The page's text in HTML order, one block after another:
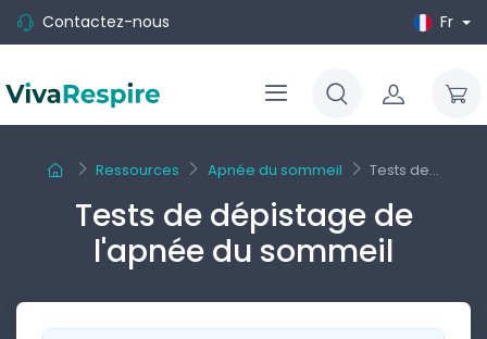
Contactez-nous Fr
Ressources Apnée du sommeil Tests de...
Tests de dépistage de
l'apnée du sommeil